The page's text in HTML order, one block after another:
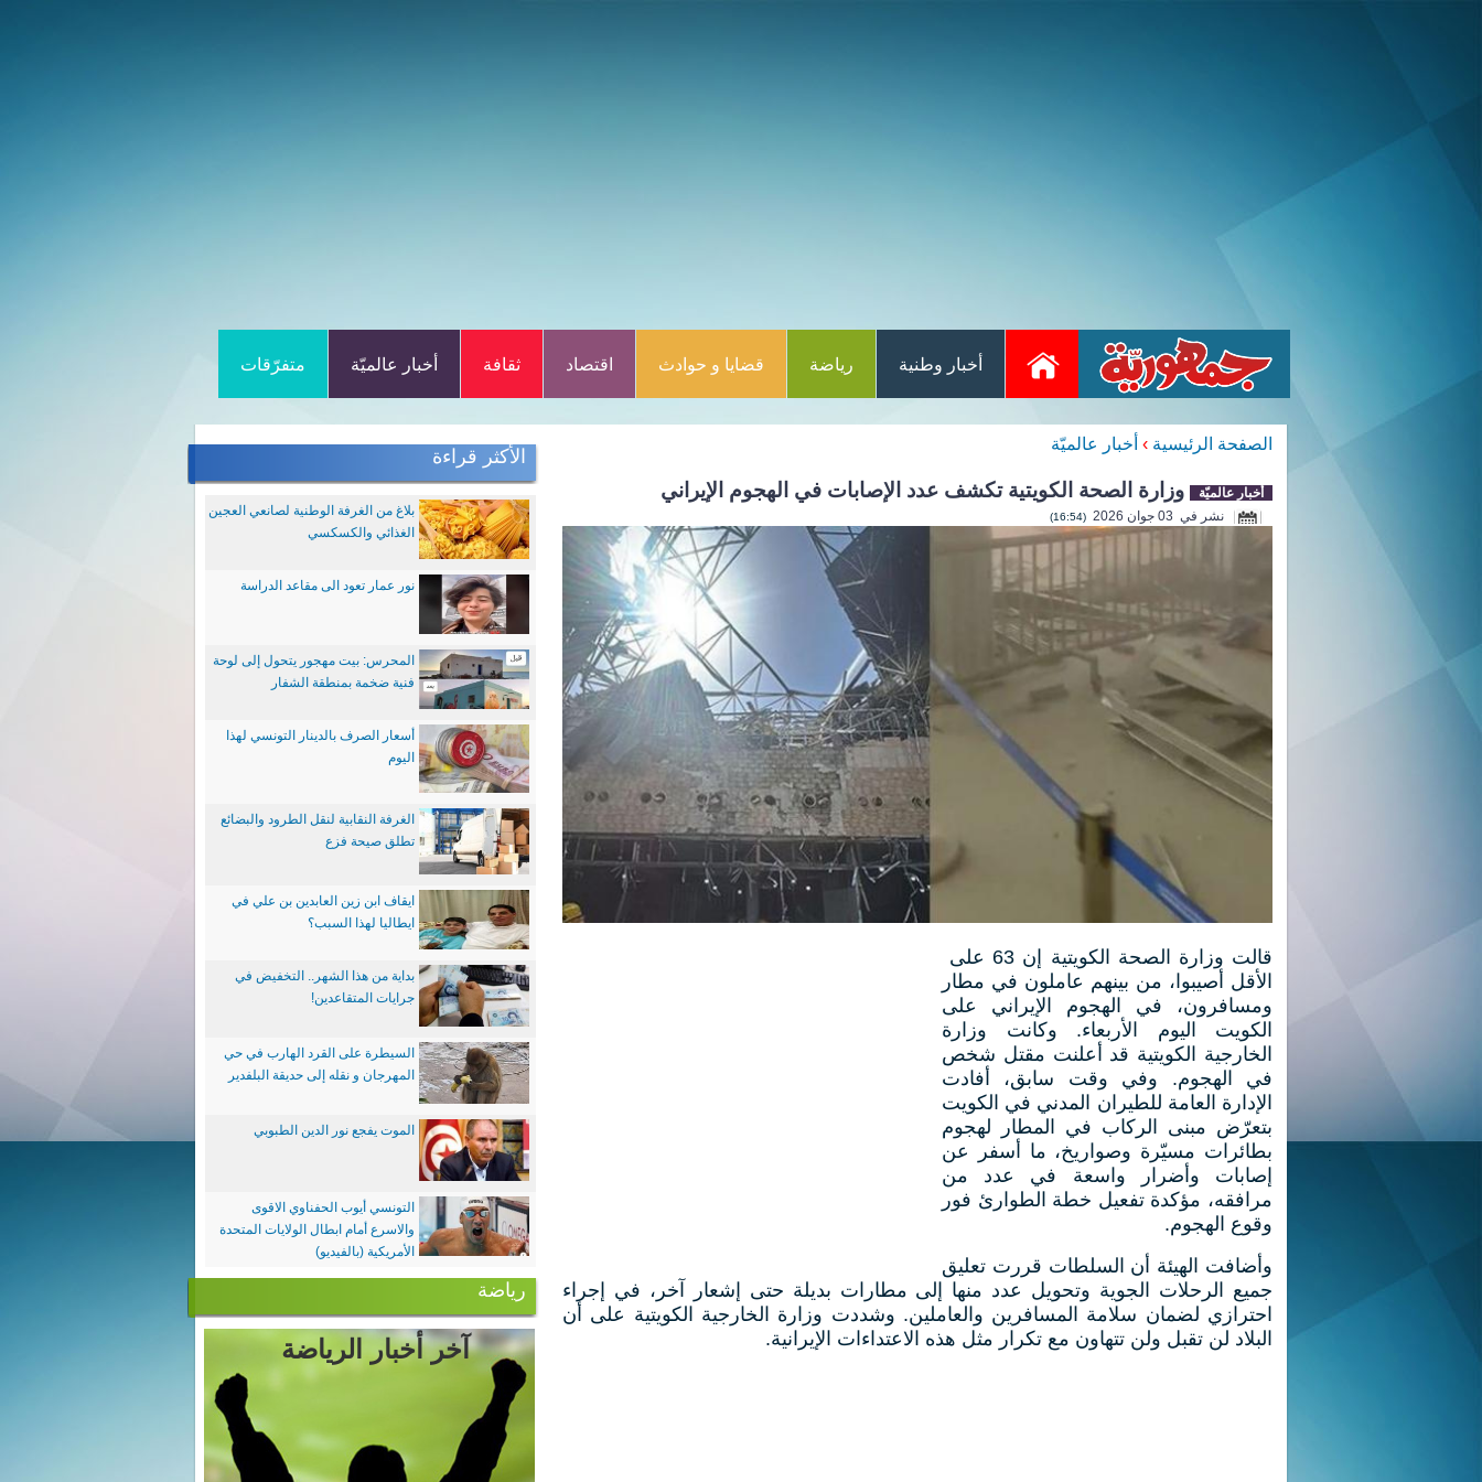
أخبار وطنية رياضة قضايا و حوادث اقتصاد ثقافة أخبار عالميّة متفرّقات
الصفحة الرئيسية › أخبار عالميّة
أخبار عالميّة وزارة الصحة الكويتية تكشف عدد الإصابات في الهجوم الإيراني
نشر في 03 جوان 2026 (16:54)
قالت ​وزارة الصحة ‌الكويتية إن 63 ​على ​
الأقل أصيبوا، من ⁠بينهم ​عاملون في ​مطار
ومسافرون، في الهجوم ​الإيراني ​على
الكويت اليوم ‌الأربعاء. وكانت ⁠وزارة
الخارجية الكويتية قد أعلنت م​قتل شخص
⁠في الهجوم. وفي وقت سابق، أفادت
الإدارة العامة للطيران المدني في الكويت
بتعرّض مبنى الركاب في المطار لهجوم
بطائرات مسيّرة وصواريخ، ما أسفر عن
إصابات وأضرار واسعة في عدد من
مرافقه، مؤكدة تفعيل خطة الطوارئ فور
وقوع الهجوم.
وأضافت الهيئة أن السلطات قررت تعليق
جميع الرحلات الجوية وتحويل عدد منها إلى مطارات بديلة حتى إشعار آخر، في إجراء
احترازي لضمان سلامة المسافرين والعاملين. وشددت وزارة الخارجية الكويتية على أن
البلاد لن تقبل ولن تتهاون مع تكرار مثل هذه الاعتداءات الإيرانية.
الأكثر قراءة
بلاغ من الغرفة الوطنية لصانعي العجين
الغذائي والكسكسي
نور عمار تعود الى مقاعد الدراسة
المحرس: بيت مهجور يتحول إلى لوحة
فنية ضخمة بمنطقة الشفار
أسعار الصرف بالدينار التونسي لهذا
اليوم
الغرفة النقابية لنقل الطرود والبضائع
تطلق صيحة فزع
ايقاف ابن زين العابدين بن علي في
ايطاليا لهذا السبب؟
بداية من هذا الشهر.. التخفيض في
جرايات المتقاعدين!
السيطرة على القرد الهارب في حي
المهرجان و نقله إلى حديقة البلفدير
الموت يفجع نور الدين الطبوبي
التونسي أيوب الحفناوي الاقوى
والاسرع أمام ابطال الولايات المتحدة
الأمريكية (بالفيديو)
رياضة
آخر أخبار الرياضة